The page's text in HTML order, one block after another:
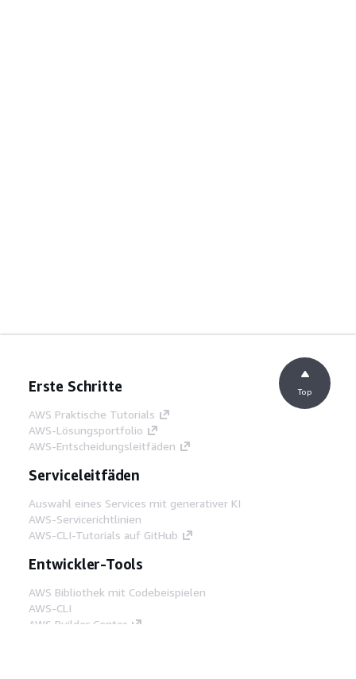
Erste Schritte
AWS Praktische Tutorials
AWS-Lösungsportfolio
AWS-Entscheidungsleitfäden
Serviceleitfäden
Auswahl eines Services mit generativer KI
AWS-Servicerichtlinien
AWS-CLI-Tutorials auf GitHub
Entwickler-Tools
AWS Bibliothek mit Codebeispielen
AWS-CLI
AWS Builder Center
Top